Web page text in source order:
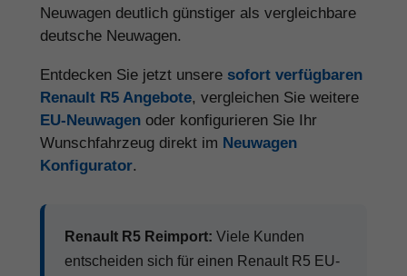
Neuwagen deutlich günstiger als vergleichbare
deutsche Neuwagen.
Entdecken Sie jetzt unsere sofort verfügbaren
Renault R5 Angebote, vergleichen Sie weitere
EU-Neuwagen oder konfigurieren Sie Ihr
Wunschfahrzeug direkt im Neuwagen
Konfigurator.
Renault R5 Reimport: Viele Kunden
entscheiden sich für einen Renault R5 EU-